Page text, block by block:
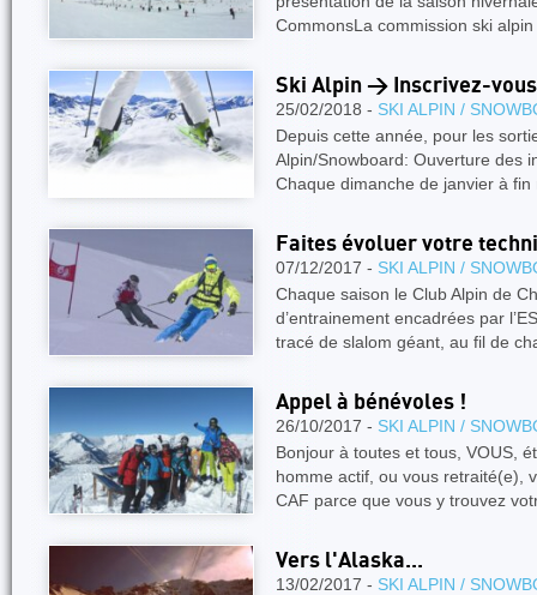
CommonsLa commission ski
Ski Alpin > Inscrivez-
25/02/2018 - SKI ALPIN /
Depuis cette année, pour les
Alpin/Snowboard: Ouverture des
Chaque dimanche de janvier à
Faites évoluer votre
07/12/2017 - SKI ALPIN /
Chaque saison le Club Alpin de
d’entrainement encadrées par
tracé de slalom géant, au fil de
Appel à bénévoles !
26/10/2017 - SKI ALPIN /
Bonjour à toutes et tous, VOUS,
homme actif, ou vous retraité(e),
CAF parce que vous y trouvez
Vers l'Alaska...
13/02/2017 - SKI ALPIN /